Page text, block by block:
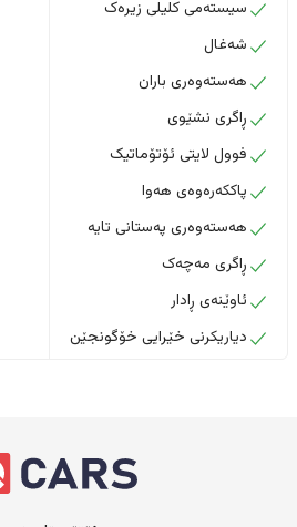
سیستەمی کلیلی زیرەک
شەغال
هەستەوەری باران
ڕاگری نشێوی
فوول لایتی ئۆتۆماتیک
پاککەرەوەی هەوا
هەستەوەری پەستانی تایە
ڕاگری مەچەک
ئاوێنەی ڕادار
دیاریکرنی خێرایی خۆگونجێن